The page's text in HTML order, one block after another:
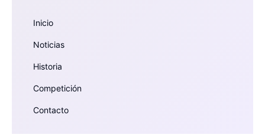
Inicio
Noticias
Historia
Competición
Contacto